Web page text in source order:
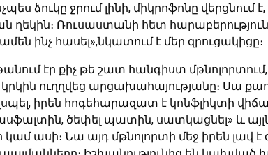
ձուկը ջրում լինի, միկրոֆոնը վերցնում է,
Ռուսաստանի հետ
ինչ հասել»,նկատում է մեր զրուցակիցը։
էր քիչ թե շատ հանգիստ
ուղղվեց արցախահայությանը։ Սա
իրեն հոգեհարազատ է կոնֆլիկտի
ծեփել պատին, սատկացնել» և
ասի։ Նա այդ մթնոլորտի մեջ իրեն լավ է